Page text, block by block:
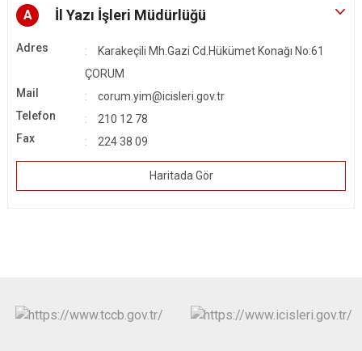
A İl Yazı İşleri Müdürlüğü
Adres
Karakeçili Mh.Gazi Cd.Hükümet Konağı No:61
ÇORUM
Mail
corum.yim@icisleri.gov.tr
Telefon
210 12 78
Fax
224 38 09
Haritada Gör